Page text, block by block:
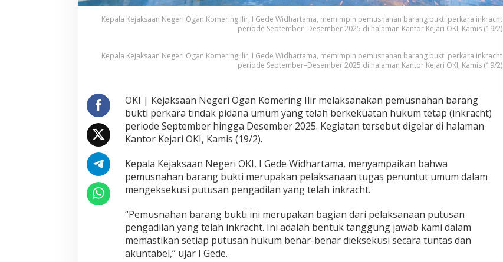
,
P
C
R
p
1
,
3
M
i
l
a
r
Kepala Kejaksaan Negeri Ogan Komering Ilir, I Gede Widhartama, memimpin pemusnahan barang bukti perkara inkracht
periode September–Desember 2025 di halaman Kantor Kejari OKI, Kamis (19/2)
Kepala Kejaksaan Negeri Ogan Komering Ilir, I Gede Widhartama, memimpin pemusnahan barang bukti perkara inkracht
periode September–Desember 2025 di halaman Kantor Kejari OKI, Kamis (19/2)
OKI | Kejaksaan Negeri Ogan Komering Ilirmelaksanakan pemusnahan barang
bukti perkara tindak pidana umum yang telah berkekuatan hukum tetap (inkracht)
periode September hingga Desember 2025. Kegiatan tersebut digelar di halaman
Kantor Kejari OKI, Kamis (19/2).
Kepala Kejaksaan Negeri OKI, I Gede Widhartama, menyampaikan bahwa
pemusnahan barang bukti merupakan pelaksanaan tugas penuntut umum dalam
mengeksekusi putusan pengadilan yang telah inkracht.
“Pemusnahan barang bukti ini merupakan bagian dari pelaksanaan putusan
pengadilan yang telah inkracht. Ini adalah bentuk tanggung jawab kami dalam
memastikan setiap putusan hukum benar-benar dieksekusi secara tuntas dan
akuntabel,” ujar I Gede.